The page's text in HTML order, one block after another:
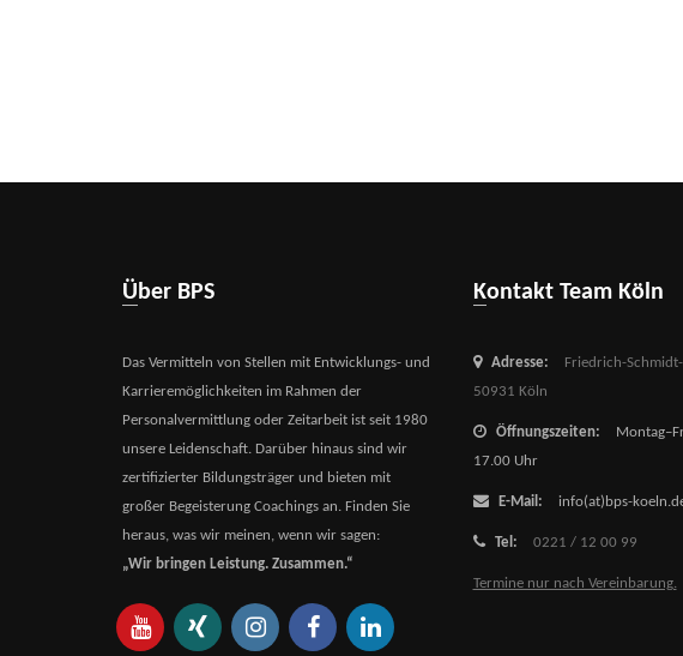
Über BPS
Das Vermitteln von Stellen mit Entwicklungs- und
Karrieremöglichkeiten im Rahmen der
Personalvermittlung oder Zeitarbeit ist seit 1980
unsere Leidenschaft. Darüber hinaus sind wir
zertifizierter Bildungsträger und bieten mit
großer Begeisterung Coachings an. Finden Sie
heraus, was wir meinen, wenn wir sagen:
„Wir bringen Leistung. Zusammen.“
Kontakt Team Köln
Adresse:
Friedrich-Schmidt-
50931 Köln
Öffnungszeiten:
17.00 Uhr
E-Mail: info(at)bps-
Tel: 0221 / 12 00 99
Termine nur nach Vereinbarung.